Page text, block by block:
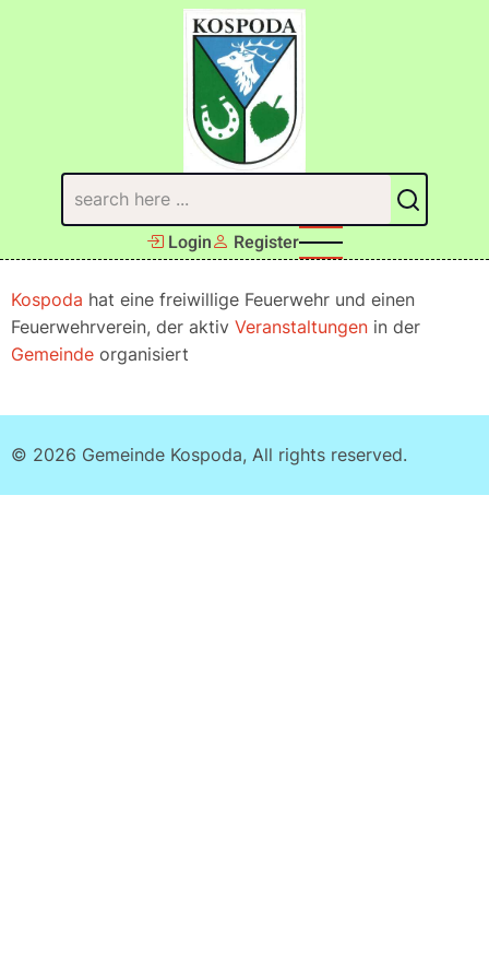
Suchen
Login Register
Kospoda hat eine freiwillige Feuerwehr und einen
Feuerwehrverein, der aktiv Veranstaltungen in der
Gemeinde organisiert
© 2026 Gemeinde Kospoda, All rights reserved.